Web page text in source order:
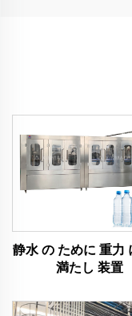
静水 の ために 重力
満たし 装置